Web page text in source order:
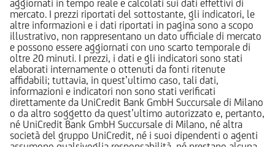
aggiornati in tempo reale e calcolati sui dati effettivi di
mercato. I prezzi riportati del sottostante, gli indicatori, le
altre informazioni e i dati riportati in pagina sono a scopo
illustrativo, non rappresentano un dato ufficiale di mercato
e possono essere aggiornati con uno scarto temporale di
oltre 20 minuti. I prezzi, i dati e gli indicatori sono stati
elaborati internamente o ottenuti da fonti ritenute
affidabili; tuttavia, in quest’ultimo caso, tali dati,
informazioni e indicatori non sono stati verificati
direttamente da UniCredit Bank GmbH Succursale di Milano
o da altro soggetto da quest’ultimo autorizzato e, pertanto,
né UniCredit Bank GmbH Succursale di Milano, né altra
società del gruppo UniCredit, né i suoi dipendenti o agenti